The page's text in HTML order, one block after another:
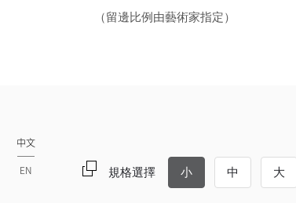
（留邊比例由藝術家指定）
規格選擇 小 中 大
中文
EN